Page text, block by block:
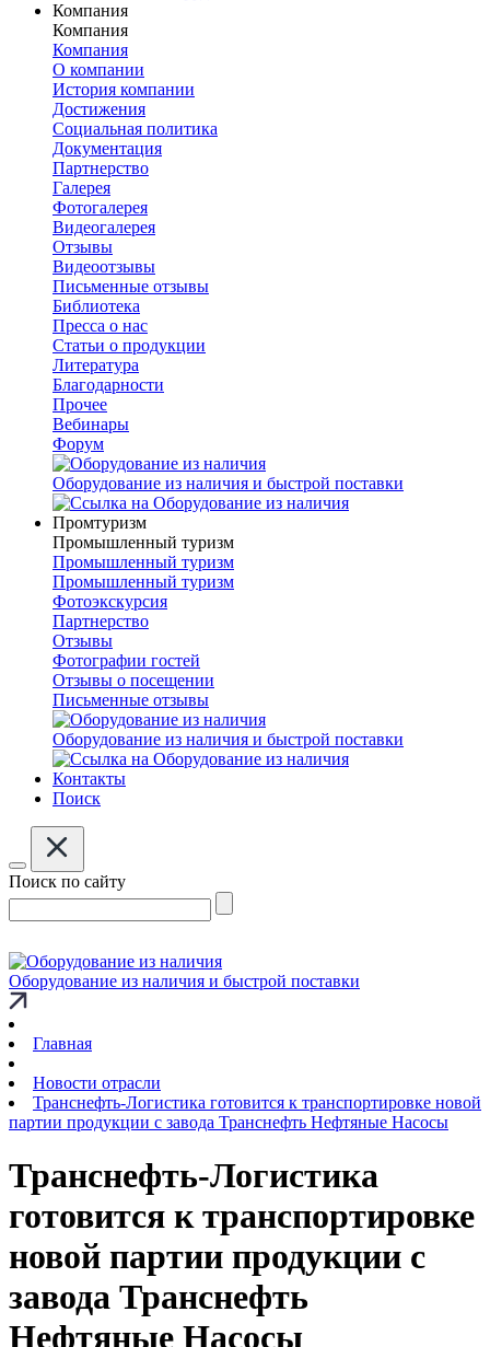
Компания
Компания
Компания
О компании
История компании
Достижения
Социальная политика
Документация
Партнерство
Галерея
Фотогалерея
Видеогалерея
Отзывы
Видеоотзывы
Письменные отзывы
Библиотека
Пресса о нас
Статьи о продукции
Литература
Благодарности
Прочее
Вебинары
Форум
Оборудование из наличия и быстрой поставки
Промтуризм
Промышленный туризм
Промышленный туризм
Промышленный туризм
Фотоэкскурсия
Партнерство
Отзывы
Фотографии гостей
Отзывы о посещении
Письменные отзывы
Оборудование из наличия и быстрой поставки
Контакты
Поиск
Поиск по сайту
Оборудование из наличия и быстрой поставки
Главная
Новости отрасли
Транснефть-Логистика готовится к транспортировке новой
партии продукции с завода Транснефть Нефтяные Насосы
Транснефть-Логистика
готовится к транспортировке
новой партии продукции с
завода Транснефть
Нефтяные Насосы